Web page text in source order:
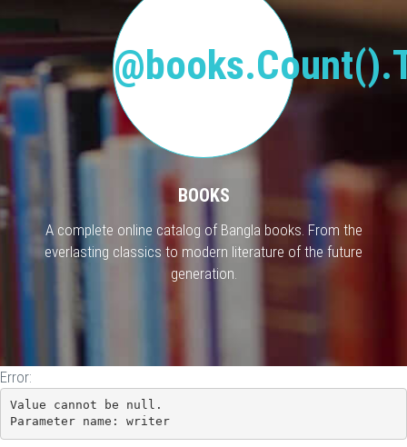
BOOKS
A complete online catalog of Bangla books. From the
everlasting classics to modern literature of the future
generation.
Error:
Value cannot be null.
Parameter name: writer